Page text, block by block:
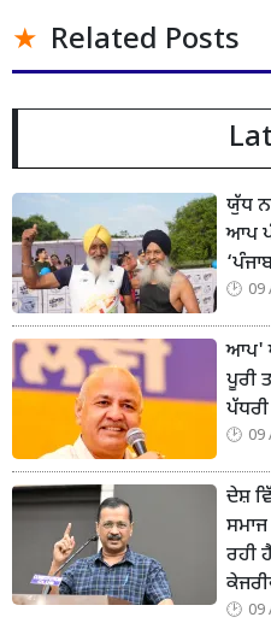
Related Posts
ਯੁੱਧ
ਆਪ
09
ਆਪ'
ਪੂਰੀ
09
ਦੇਸ਼
ਰਹੀ
09